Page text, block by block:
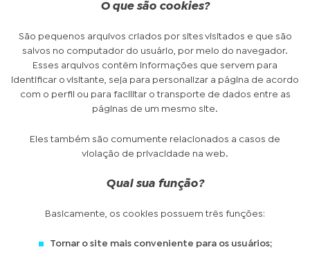
O que são cookies?
São pequenos arquivos criados por sites visitados e que são
salvos no computador do usuário, por meio do navegador.
Esses arquivos contêm informações que servem para
identificar o visitante, seja para personalizar a página de acordo
com o perfil ou para facilitar o transporte de dados entre as
páginas de um mesmo site.
Eles também são comumente relacionados a casos de
violação de privacidade na web.
Qual sua função?
Basicamente, os cookies possuem três funções:
Tornar o site mais conveniente para os usuários;